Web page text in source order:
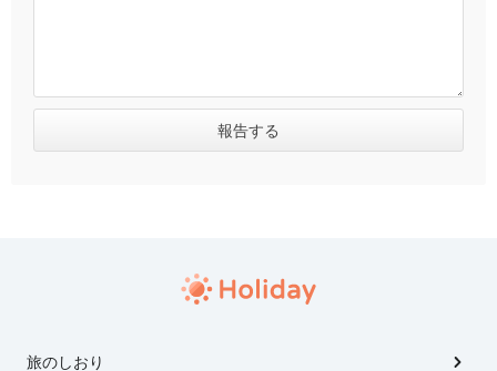
旅のしおり